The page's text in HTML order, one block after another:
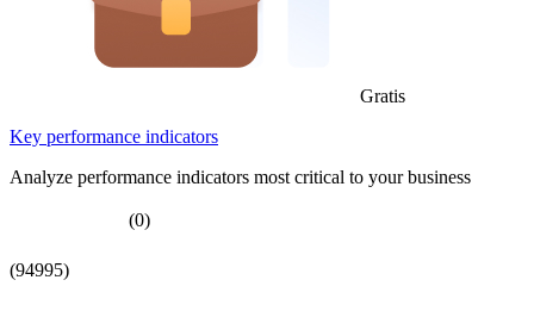
Gratis
Key performance indicators
Analyze performance indicators most critical to your business
(0)
(94995)